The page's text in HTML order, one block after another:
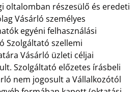
oltalomban részesülő és eredeti
Vásárló személyes
egyéni felhasználási
Szolgáltató szellemi
Vásárló üzleti céljai
Szolgáltató előzetes írásbeli
nem jogosult a Vállalkozótól